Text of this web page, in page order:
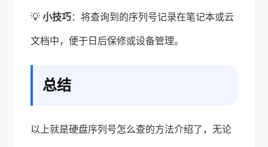
💡 小技巧：将查询到的序列号记录在笔记本或云
文档中，便于日后保修或设备管理。
总结
以上就是硬盘序列号怎么查的方法介绍了，无论